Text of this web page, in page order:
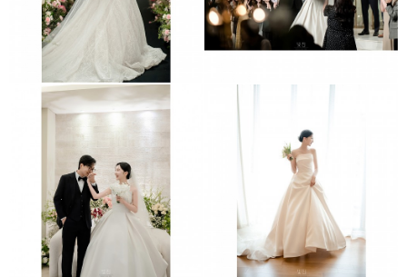
청담 리베라호텔 더채플앳논현